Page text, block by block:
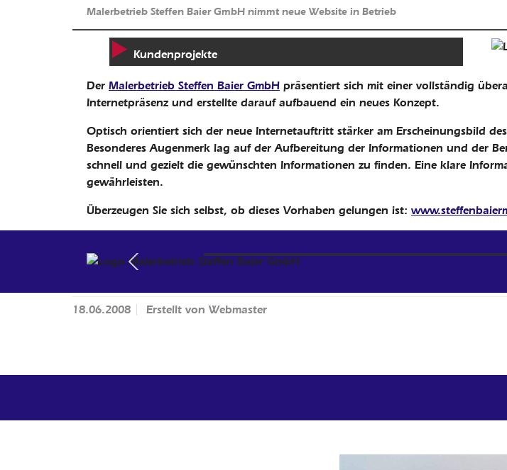
Malerbetrieb Steffen Baier GmbH nimmt neue Website in Betrieb
Kundenprojekte
Der Malerbetrieb Steffen Baier GmbH präsentiert sich mit einer vollständig
Internetpräsenz und erstellte darauf aufbauend ein neues Konzept.
Optisch orientiert sich der neue Internetauftritt stärker am Erscheinungsbild
Besonderes Augenmerk lag auf der Aufbereitung der Informationen und der
schnell und gezielt die gewünschten Informationen zu finden. Eine klare
gewährleisten.
Überzeugen Sie sich selbst, ob dieses Vorhaben gelungen ist:
Previous
18.06.2008 Erstellt von Webmaster